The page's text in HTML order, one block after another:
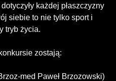
każdej płaszczyzny
siebie to nie tylko sport i
tryb życia.
zostają:
med Paweł Brzozowski)